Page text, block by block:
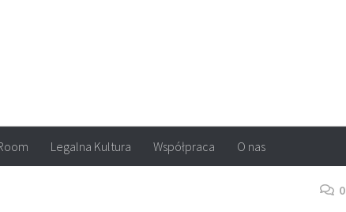
Legalna Kultura Współpraca O nas
0